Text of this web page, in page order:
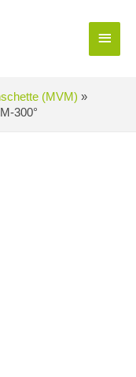
(MVM) »
300°